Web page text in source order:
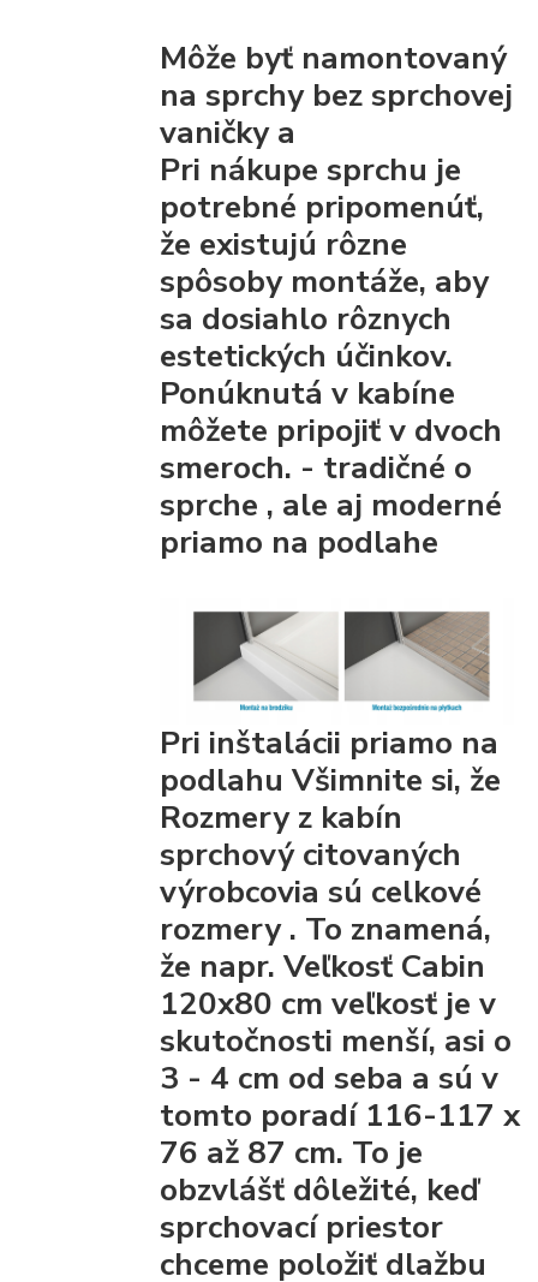
Môže byť namontovaný
na sprchy bez sprchovej
vaničky a
Pri nákupe sprchu je
potrebné pripomenúť,
že existujú rôzne
spôsoby montáže, aby
sa dosiahlo rôznych
estetických účinkov.
Ponúknutá v kabíne
môžete pripojiťv dvoch
smeroch. - tradičné o
sprche , ale aj moderné
priamo na podlahe
Pri inštalácii priamo na
podlahu Všimnite si, že
Rozmery z kabín
sprchový citovaných
výrobcoviasú celkové
rozmery. To znamená,
že napr. Veľkosť Cabin
120x80 cm veľkosť je v
skutočnosti menší, asi o
3 - 4 cm od seba a sú v
tomto poradí 116-117 x
76 až 87 cm. To je
obzvlášť dôležité, keď
sprchovací priestor
chceme položiť dlažbu